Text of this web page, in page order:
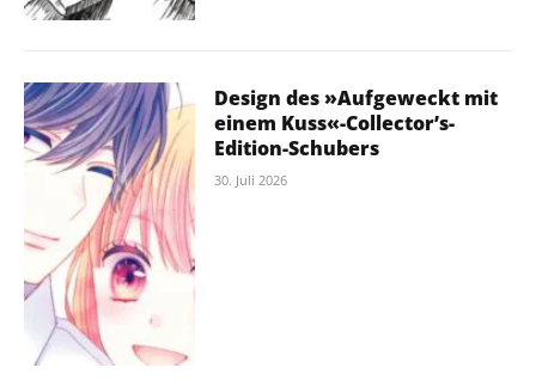
Design des »Aufgeweckt mit
einem Kuss«-Collector’s-
Edition-Schubers
30. Juli 2026